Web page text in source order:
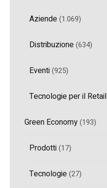
Aziende(1.069)
Distribuzione(634)
Eventi(925)
Tecnologie per il Retail
Green Economy(193)
Prodotti(17)
Tecnologie(27)